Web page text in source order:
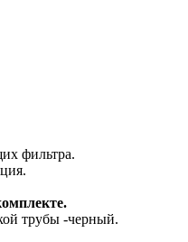
фильтра.
трубы -черный.